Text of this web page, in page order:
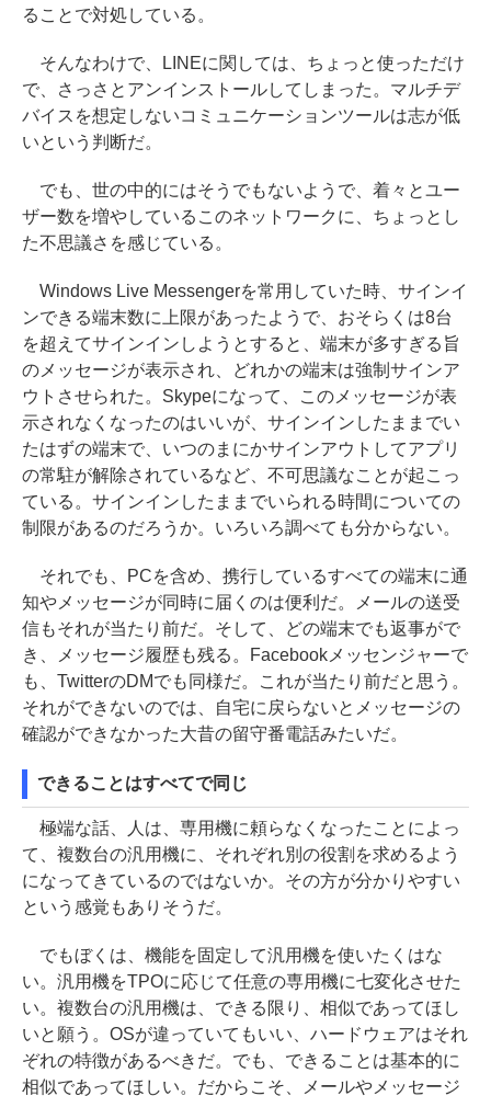
ることで対処している。
そんなわけで、LINEに関しては、ちょっと使っただけ
で、さっさとアンインストールしてしまった。マルチデ
バイスを想定しないコミュニケーションツールは志が低
いという判断だ。
でも、世の中的にはそうでもないようで、着々とユー
ザー数を増やしているこのネットワークに、ちょっとし
た不思議さを感じている。
Windows Live Messengerを常用していた時、サインイ
ンできる端末数に上限があったようで、おそらくは8台
を超えてサインインしようとすると、端末が多すぎる旨
のメッセージが表示され、どれかの端末は強制サインア
ウトさせられた。Skypeになって、このメッセージが表
示されなくなったのはいいが、サインインしたままでい
たはずの端末で、いつのまにかサインアウトしてアプリ
の常駐が解除されているなど、不可思議なことが起こっ
ている。サインインしたままでいられる時間についての
制限があるのだろうか。いろいろ調べても分からない。
それでも、PCを含め、携行しているすべての端末に通
知やメッセージが同時に届くのは便利だ。メールの送受
信もそれが当たり前だ。そして、どの端末でも返事がで
き、メッセージ履歴も残る。Facebookメッセンジャーで
も、TwitterのDMでも同様だ。これが当たり前だと思う。
それができないのでは、自宅に戻らないとメッセージの
確認ができなかった大昔の留守番電話みたいだ。
できることはすべてで同じ
極端な話、人は、専用機に頼らなくなったことによっ
て、複数台の汎用機に、それぞれ別の役割を求めるよう
になってきているのではないか。その方が分かりやすい
という感覚もありそうだ。
でもぼくは、機能を固定して汎用機を使いたくはな
い。汎用機をTPOに応じて任意の専用機に七変化させた
い。複数台の汎用機は、できる限り、相似であってほし
いと願う。OSが違っていてもいい、ハードウェアはそれ
ぞれの特徴があるべきだ。でも、できることは基本的に
相似であってほしい。だからこそ、メールやメッセージ